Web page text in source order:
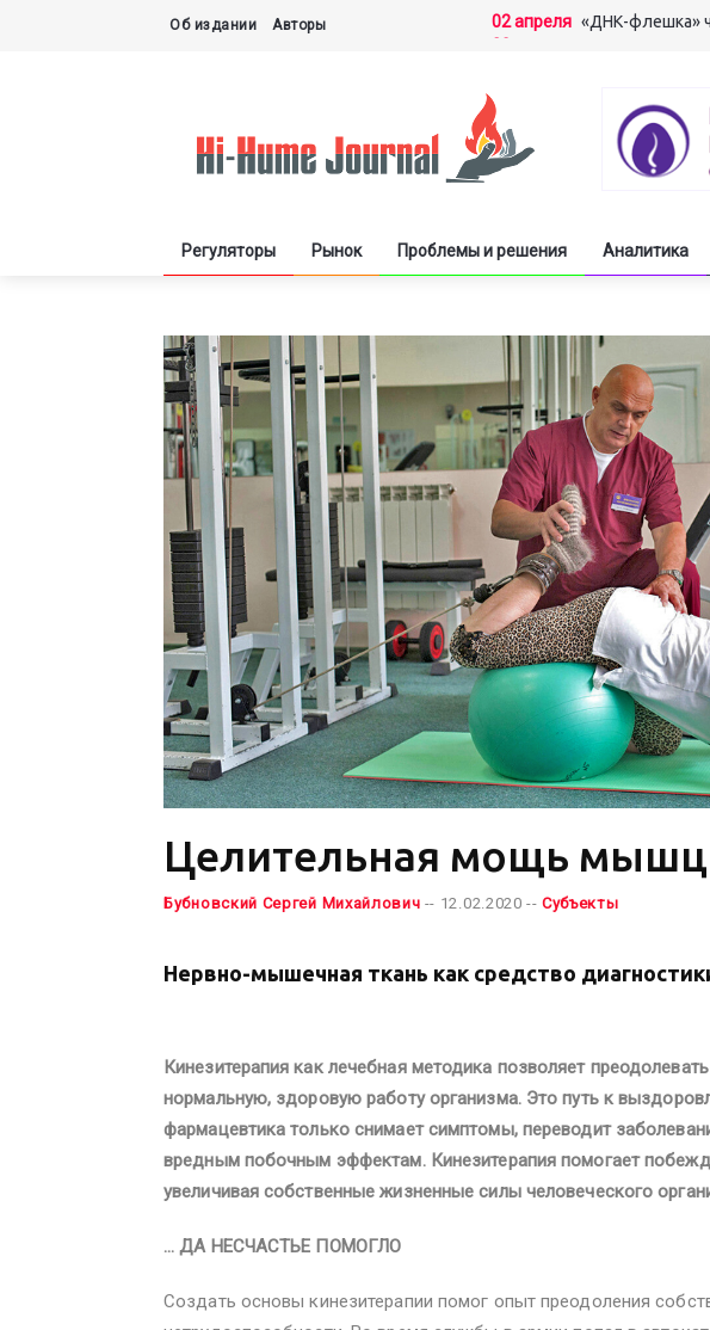
Об издании Авторы 02 апреля «ДНК-флешка»
03 декабря
Молодёжь
Регуляторы Рынок Проблемы и решения Аналитика
Целительная мощь мышц
Бубновский Сергей Михайлович -- 12.02.2020 -- Субъекты
Нервно-мышечная ткань как средство
Кинезитерапия как лечебная методика позволяет
нормальную, здоровую работу организма. Это путь к
фармацевтика только снимает симптомы, переводит
вредным побочным эффектам. Кинезитерапия помогает
увеличивая собственные жизненные силы человеческого
… ДА НЕСЧАСТЬЕ ПОМОГЛО
Создать основы кинезитерапии помог опыт преодоления